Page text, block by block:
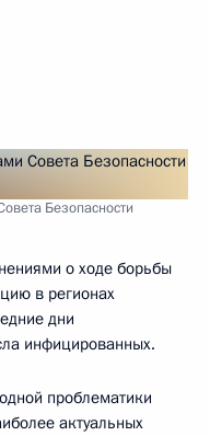
Безопасности
о ходе борьбы
в регионах
дни
инфицированных.
проблематики
актуальных